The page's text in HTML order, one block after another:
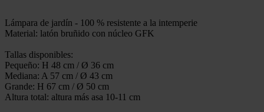
Lámpara de jardín - 100 % resistente a la intemperie
Material: latón bruñido con núcleo GFK
Tallas disponibles:
Pequeño: H 48 cm / Ø 36 cm
Mediana: A 57 cm / Ø 43 cm
Grande: H 67 cm / Ø 50 cm
Altura total: altura más asa 10-11 cm